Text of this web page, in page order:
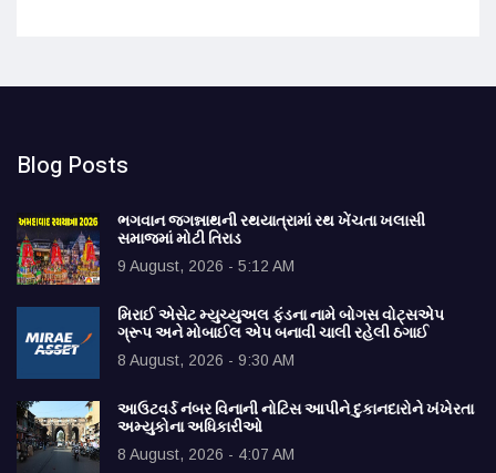
Blog Posts
ભગવાન જગન્નાથની રથયાત્રામાં રથ ખેંચતા ખલાસી
સમાજમાં મોટી તિરાડ
9 August, 2026 - 5:12 AM
મિરાઈ એસેટ મ્યુચ્યુઅલ ફંડના નામે બોગસ વોટ્સએપ
ગ્રૂપ અને મોબાઈલ એપ બનાવી ચાલી રહેલી ઠગાઈ
8 August, 2026 - 9:30 AM
આઉટવર્ડ નંબર વિનાની નોટિસ આપીને દુકાનદારોને ખંખેરતા
અમ્યુકોના અધિકારીઓ
8 August, 2026 - 4:07 AM